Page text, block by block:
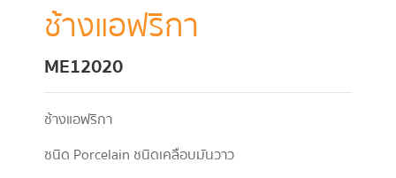
ช้างแอฟริกา
ME12020
ช้างแอฟริกา
ชนิด Porcelain ชนิดเคลือบมันวาว